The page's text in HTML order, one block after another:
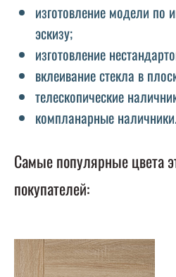
изготовление модели по
эскизу;
изготовление
вклеивание стекла в
телескопические
компланарные
Самые популярные цвета
покупателей: